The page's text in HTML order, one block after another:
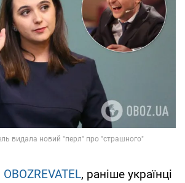
OBOZREVATEL, раніше українці